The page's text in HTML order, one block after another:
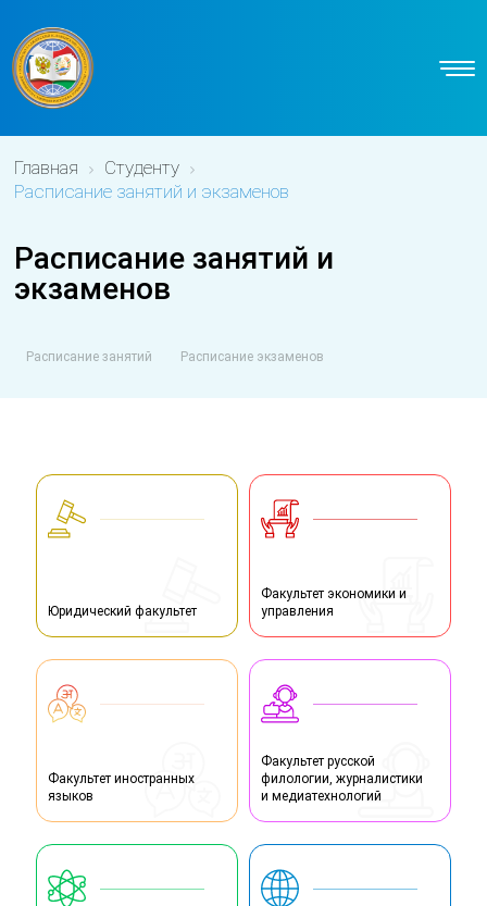
Главная
Студенту
Расписание занятий и экзаменов
Расписание занятий и
экзаменов
Расписание занятий Расписание экзаменов
Юридический факультет
Факультет экономики и
управления
Факультет иностранных
языков
Факультет русской
филологии, журналистики
и медиатехнологий